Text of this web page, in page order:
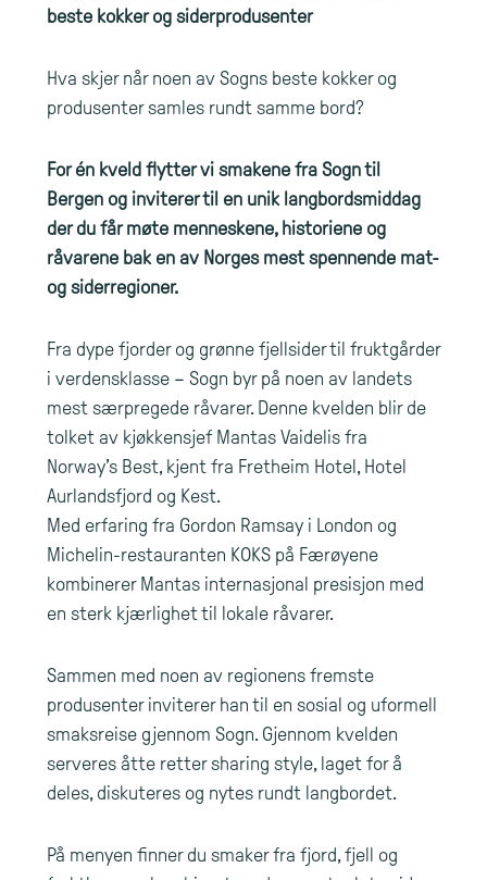
beste kokker og siderprodusenter
Hva skjer når noen av Sogns beste kokker og
produsenter samles rundt samme bord?
For én kveld flytter vi smakene fra Sogn til
Bergen og inviterer til en unik langbordsmiddag
der du får møte menneskene, historiene og
råvarene bak en av Norges mest spennende mat-
og siderregioner.
Fra dype fjorder og grønne fjellsider til fruktgårder
i verdensklasse – Sogn byr på noen av landets
mest særpregede råvarer. Denne kvelden blir de
tolket av kjøkkensjef Mantas Vaidelis fra
Norway’s Best, kjent fra Fretheim Hotel, Hotel
Aurlandsfjord og Kest.
Med erfaring fra Gordon Ramsay i London og
Michelin-restauranten KOKS på Færøyene
kombinerer Mantas internasjonal presisjon med
en sterk kjærlighet til lokale råvarer.
Sammen med noen av regionens fremste
produsenter inviterer han til en sosial og uformell
smaksreise gjennom Sogn. Gjennom kvelden
serveres åtte retter sharing style, laget for å
deles, diskuteres og nytes rundt langbordet.
På menyen finner du smaker fra fjord, fjell og